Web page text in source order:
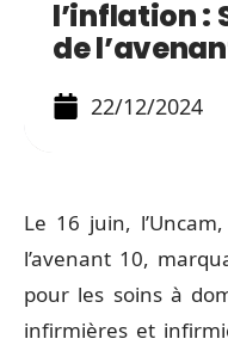
l’inflation :
de
22/12/2024
Le 16 juin,
l’avenant 10,
pour les soins à
infirmières et